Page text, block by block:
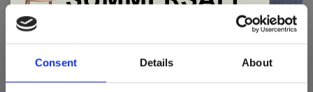
Consent Details About
De Summer Sale bij Snip Wonen+ is
gestart!